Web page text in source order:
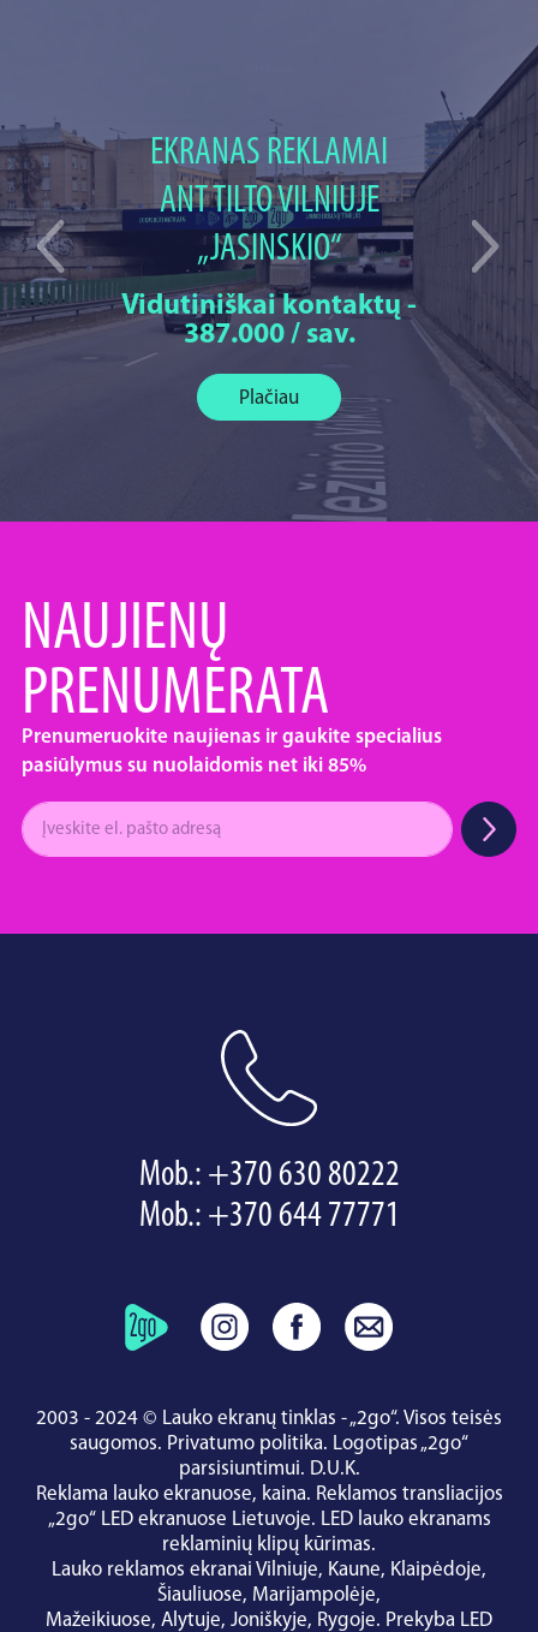
EKRANAS REKLAMAI
ANT TILTO VILNIUJE
„JASINSKIO“
Vidutiniškai kontaktų -
387.000 / sav.
Plačiau
NAUJIENŲ
PRENUMERATA
Prenumeruokite naujienas ir gaukite specialius
pasiūlymus su nuolaidomis net iki 85%
Mob.: +370 630 80222
Mob.: +370 644 77771
2003 - 2024 © Lauko ekranų tinklas - „2go“. Visos teisės
saugomos. Privatumo politika. Logotipas „2go“
parsisiuntimui. D.U.K.
Reklama lauko ekranuose, kaina. Reklamos transliacijos
„2go“ LED ekranuose Lietuvoje. LED lauko ekranams
reklaminių klipų kūrimas.
Lauko reklamos ekranai Vilniuje, Kaune, Klaipėdoje,
Šiauliuose, Marijampolėje,
Mažeikiuose, Alytuje, Joniškyje, Rygoje. Prekyba LED